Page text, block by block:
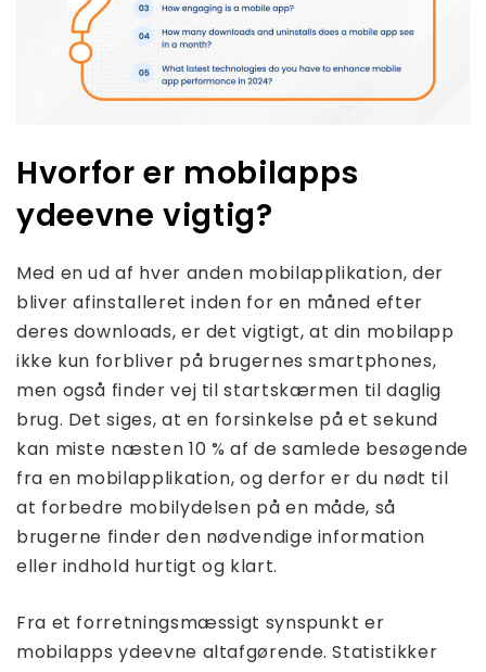
Hvorfor er mobilapps
ydeevne vigtig?
Med en ud af hver anden mobilapplikation, der
bliver afinstalleret inden for en måned efter
deres downloads, er det vigtigt, at din mobilapp
ikke kun forbliver på brugernes smartphones,
men også finder vej til startskærmen til daglig
brug. Det siges, at en forsinkelse på et sekund
kan miste næsten 10 % af de samlede besøgende
fra en mobilapplikation, og derfor er du nødt til
at forbedre mobilydelsen på en måde, så
brugerne finder den nødvendige information
eller indhold hurtigt og klart.
Fra et forretningsmæssigt synspunkt er
mobilapps ydeevne altafgørende. Statistikker